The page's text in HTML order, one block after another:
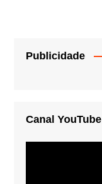
Publicidade
Canal YouTube